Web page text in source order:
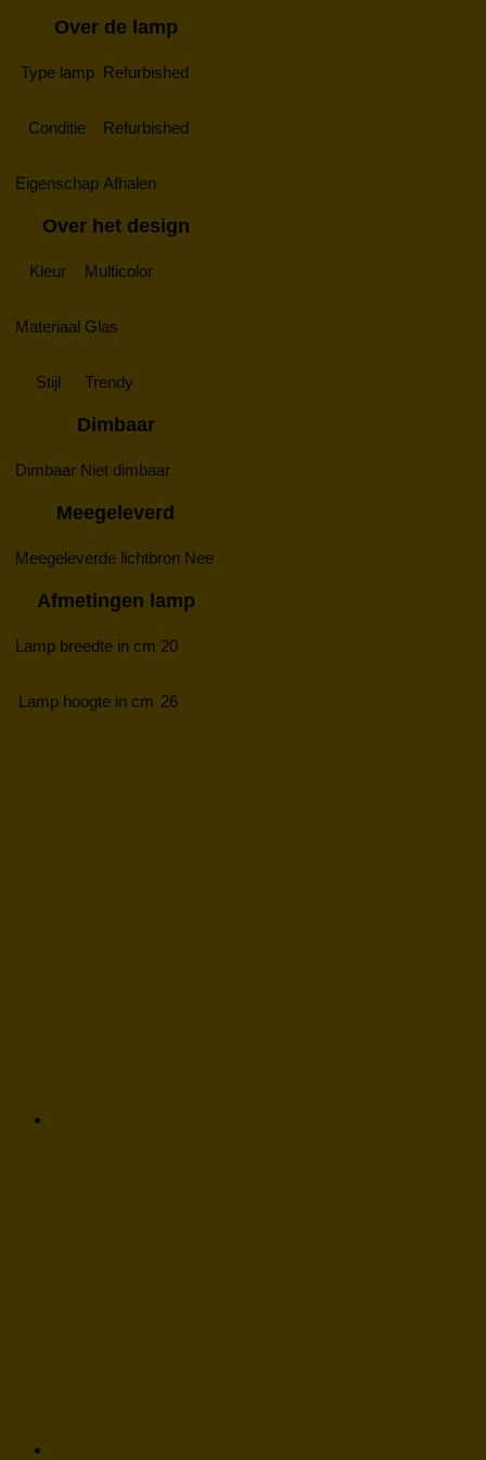
Over de lamp
Type lamp Refurbished
Conditie Refurbished
Eigenschap Afhalen
Over het design
Kleur Multicolor
Materiaal Glas
Stijl Trendy
Dimbaar
Dimbaar Niet dimbaar
Meegeleverd
Meegeleverde lichtbron Nee
Afmetingen lamp
Lamp breedte in cm 20
Lamp hoogte in cm 26